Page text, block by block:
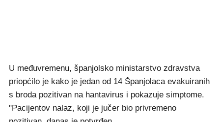
U međuvremenu, španjolsko ministarstvo zdravstva
priopćilo je kako je jedan od 14 Španjolaca evakuiranih
s broda pozitivan na hantavirus i pokazuje simptome.
"Pacijentov nalaz, koji je jučer bio privremeno